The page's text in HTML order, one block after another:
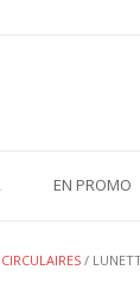
EN PROMO
/